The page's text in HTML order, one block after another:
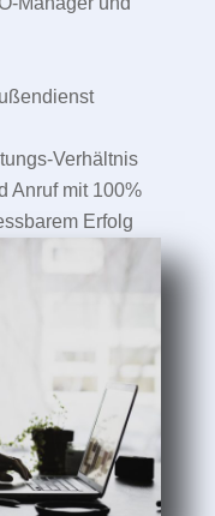
Verhältnis
Anruf mit 100%
Erfolg